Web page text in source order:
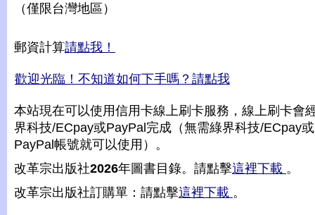
（僅限台灣地區）
郵資計算請點我！
歡迎光臨！不知道如何下手嗎？請點我
本站現在可以使用信用卡線上刷卡服務，線上刷卡會
界科技/ECpay或PayPal完成（無需綠界科技/ECpay或
PayPal帳號就可以使用）。
改革宗出版社2026年圖書目錄。請點擊這裡下載 。
改革宗出版社訂購單：請點擊這裡下載 。